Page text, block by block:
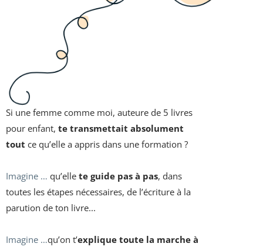
Si une femme comme moi, auteure de 5 livres
pour enfant, te transmettait absolument
tout ce qu’elle a appris dans une formation ?
Imagine … qu’elle te guide pas à pas, dans
toutes les étapes nécessaires, de l’écriture à la
parution de ton livre...
Imagine …qu’on t’explique toute la marche à